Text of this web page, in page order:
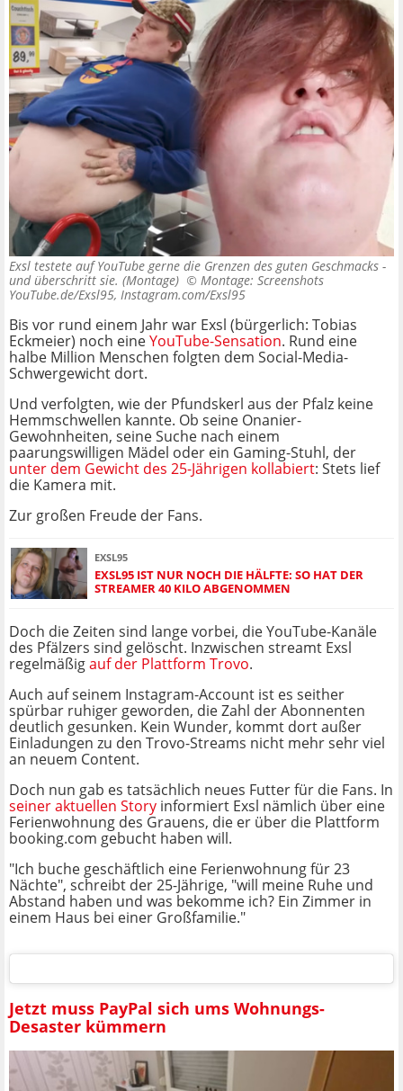
Exsl testete auf YouTube gerne die Grenzen des guten Geschmacks -
und überschritt sie. (Montage) © Montage: Screenshots
YouTube.de/Exsl95, Instagram.com/Exsl95
Bis vor rund einem Jahr war Exsl (bürgerlich: Tobias
Eckmeier) noch eineYouTube-Sensation. Rund eine
halbe Million Menschen folgten dem Social-Media-
Schwergewicht dort.
Und verfolgten, wie der Pfundskerl aus der Pfalz keine
Hemmschwellen kannte. Ob seine Onanier-
Gewohnheiten, seine Suche nach einem
paarungswilligen Mädel oder ein Gaming-Stuhl, der
unter dem Gewicht des 25-Jährigen kollabiert: Stets lief
die Kamera mit.
Zur großen Freude der Fans.
EXSL95
EXSL95 IST NUR NOCH DIE HÄLFTE: SO HAT DER
STREAMER 40 KILO ABGENOMMEN
Doch die Zeiten sind lange vorbei, die YouTube-Kanäle
des Pfälzers sind gelöscht. Inzwischen streamt Exsl
regelmäßigauf der Plattform Trovo.
Auch auf seinem Instagram-Account ist es seither
spürbar ruhiger geworden, die Zahl der Abonnenten
deutlich gesunken. Kein Wunder, kommt dort außer
Einladungen zu den Trovo-Streams nicht mehr sehr viel
an neuem Content.
Doch nun gab es tatsächlich neues Futter für die Fans. In
seiner aktuellen Story informiert Exsl nämlich über eine
Ferienwohnung des Grauens, die er über die Plattform
booking.com gebucht haben will.
"Ich buche geschäftlich eine Ferienwohnung für 23
Nächte", schreibt der 25-Jährige, "will meine Ruhe und
Abstand haben und was bekomme ich? Ein Zimmer in
einem Haus bei einer Großfamilie."
Jetzt muss PayPal sich ums Wohnungs-
Desaster kümmern